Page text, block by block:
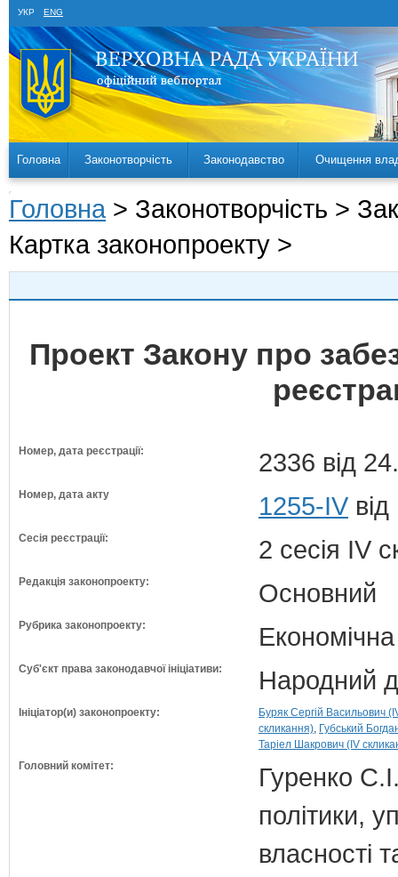
УКР ENG
Головна Законотворчість Законодавство Очищення
Головна > Законотворчість >
Картка законопроекту >
Проект Закону про
Номер, дата реєстрації: 2336 від
Номер, дата акту 1255-IV
Сесія реєстрації: 2 сесія IV
Редакція законопроекту: Основний
Рубрика законопроекту:
Суб'єкт права законодавчої ініціативи: Народний
Ініціатор(и) законопроекту:
Буряк Сергій Васильович
скликання) Губський
Таріел Шакрович (IV
Головний комітет:
Гуренко
політики,
власності